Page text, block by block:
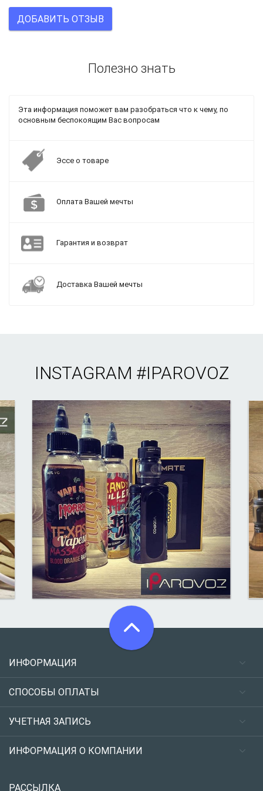
ДОБАВИТЬ ОТЗЫВ
Полезно знать
Эта информация поможет вам разобраться что к чему, по
основным беспокоящим Вас вопросам
Эссе о товаре
Оплата Вашей мечты
Гарантия и возврат
Доставка Вашей мечты
INSTAGRAM #IPAROVOZ
ИНФОРМАЦИЯ
СПОСОБЫ ОПЛАТЫ
УЧЕТНАЯ ЗАПИСЬ
ИНФОРМАЦИЯ О КОМПАНИИ
РАССЫЛКА